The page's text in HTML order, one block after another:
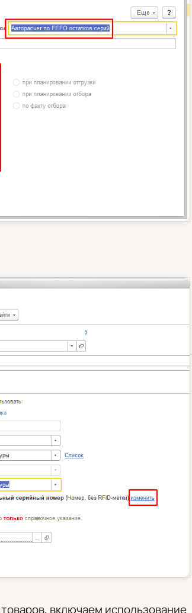
включаем использование